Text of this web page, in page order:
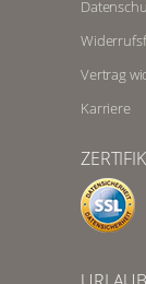
Vertrag
Karriere